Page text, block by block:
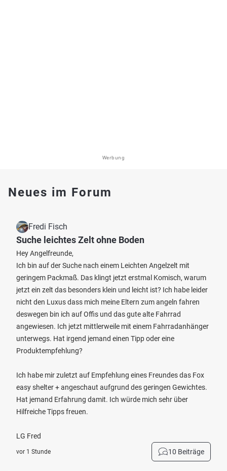
Werbung
Neues im Forum
Fredi Fisch
Suche leichtes Zelt ohne Boden
Hey Angelfreunde,
Ich bin auf der Suche nach einem Leichten Angelzelt mit
geringem Packmaß. Das klingt jetzt erstmal Komisch, warum
jetzt ein zelt das besonders klein und leicht ist? Ich habe leider
nicht den Luxus dass mich meine Eltern zum angeln fahren
deswegen bin ich auf Offis und das gute alte Fahrrad
angewiesen. Ich jetzt mittlerweile mit einem Fahrradanhänger
unterwegs. Hat irgend jemand einen Tipp oder eine
Produktempfehlung?
Ich habe mir zuletzt auf Empfehlung eines Freundes das Fox
easy shelter + angeschaut aufgrund des geringen Gewichtes.
Hat jemand Erfahrung damit. Ich würde mich sehr über
Hilfreiche Tipps freuen.
LG Fred
vor 1 Stunde 10 Beiträge